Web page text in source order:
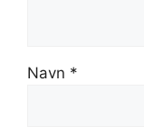
Navn *